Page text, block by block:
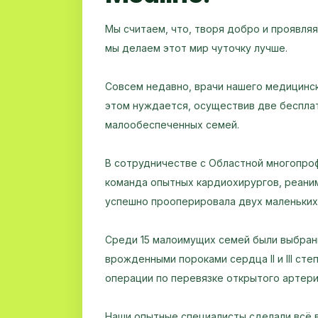
Мы считаем, что, творя добро и
мы делаем этот мир чуточку лучше.
Совсем недавно, врачи нашего
этом нуждается, осуществив две
малообеспеченных семей.
В сотрудничестве с Областной
команда опытных кардиохирургов,
успешно прооперировала двух
Среди 15 малоимущих семей были
врожденными пороками сердца II и III
операции по перевязке открытого